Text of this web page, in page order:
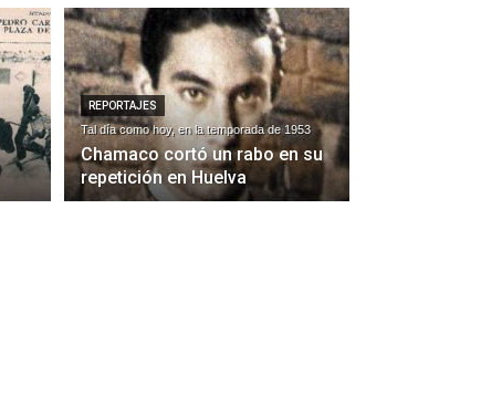
REPORTAJES
Tal día como hoy, en la temporada de 1953
Chamaco cortó un rabo en su
repetición en Huelva